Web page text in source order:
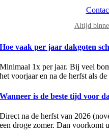
Altijd
Hoe vaak per jaar dakgoten
Minimaal 1x per jaar. Bij veel
het voorjaar en na de herfst als
Wanneer is de beste tijd voor
Direct na de herfst van 2026
een droge zomer. Dan voorkomt